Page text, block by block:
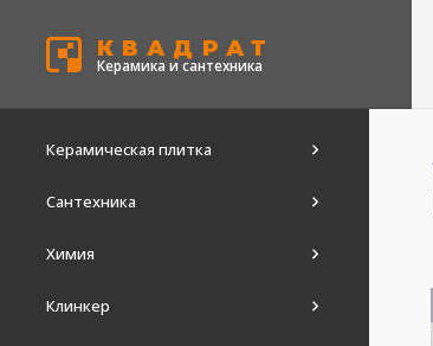
КВАДРАТ
Керамика и сантехника
Керамическая плитка
Сантехника
Химия
Клинкер